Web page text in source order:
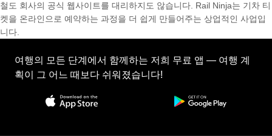
철도 회사의 공식 웹사이트를 대리하지도 않습니다. Rail Ninja는 기차 티
켓을 온라인으로 예약하는 과정을 더 쉽게 만들어주는 상업적인 사업입
니다.
여행의 모든 단계에서 함께하는 저희 무료 앱 — 여행 계
획이 그 어느 때보다 쉬워졌습니다!